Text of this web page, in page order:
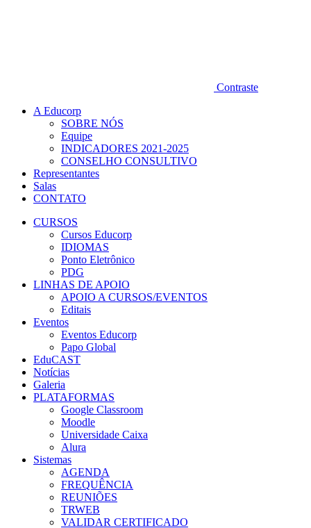
Contraste
A Educorp
SOBRE NÓS
Equipe
INDICADORES 2021-2025
CONSELHO CONSULTIVO
Representantes
Salas
CONTATO
CURSOS
Cursos Educorp
IDIOMAS
Ponto Eletrônico
PDG
LINHAS DE APOIO
APOIO A CURSOS/EVENTOS
Editais
Eventos
Eventos Educorp
Papo Global
EduCAST
Notícias
Galeria
PLATAFORMAS
Google Classroom
Moodle
Universidade Caixa
Alura
Sistemas
AGENDA
FREQUÊNCIA
REUNIÕES
TRWEB
VALIDAR CERTIFICADO